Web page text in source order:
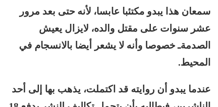
سمعان هذا يبدو مكتئبا عابسا، لأنه حتى بعد مرور
عشر سنوات على مقتل والده، لايزال يعيش
الصدمةـ خصوصا وأنه لا يشعر أيضا بالانسجام في
المحيط.
عندما يبدو أن روايته قد اكتملت، يذهب بها إلى أحد